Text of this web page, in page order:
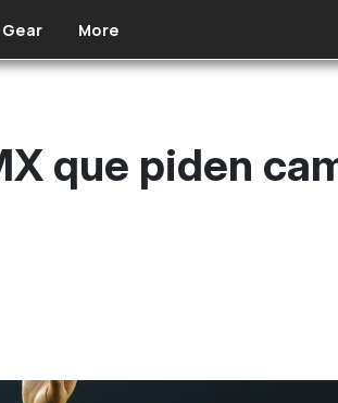
Gear More
que piden